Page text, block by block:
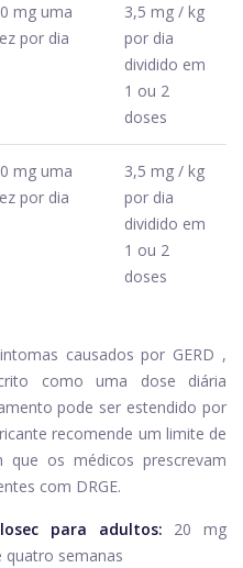
mg uma
por dia
3,5 mg / kg
por dia
dividido em
1 ou 2
doses
mg uma
por dia
3,5 mg / kg
por dia
dividido em
1 ou 2
doses
causados ​​por GERD ,
como uma dose diária
pode ser estendido por
recomende um limite de
os médicos prescrevam
com DRGE.
para adultos:
20 mg
semanas